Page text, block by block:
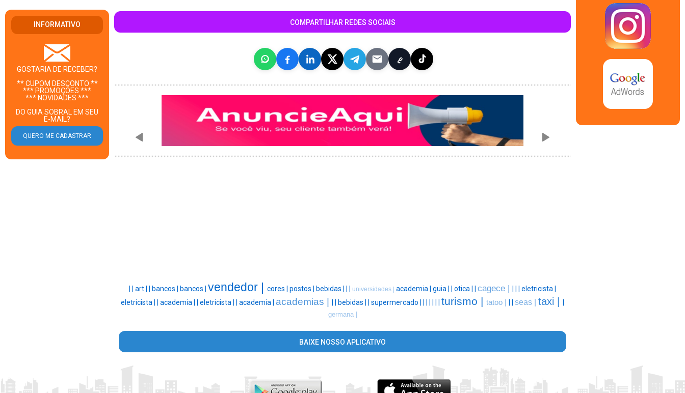
INFORMATIVO
GOSTARIA DE RECEBER?
** CUPOM DESCONTO **
*** PROMOÇÕES ***
*** NOVIDADES ***
DO GUIA SOBRAL EM SEU
E-MAIL?
COMPARTILHAR REDES SOCIAIS
art | bancos | bancos | vendedor | cores | postos | bebidas | universidades | academia | guia | otica | cagece |
eletricista |
eletricista |
academia | eletricista | academia | academias | bebidas | supermercado | turismo | tatoo | seas | taxi |
germana |
BAIXE NOSSO APLICATIVO